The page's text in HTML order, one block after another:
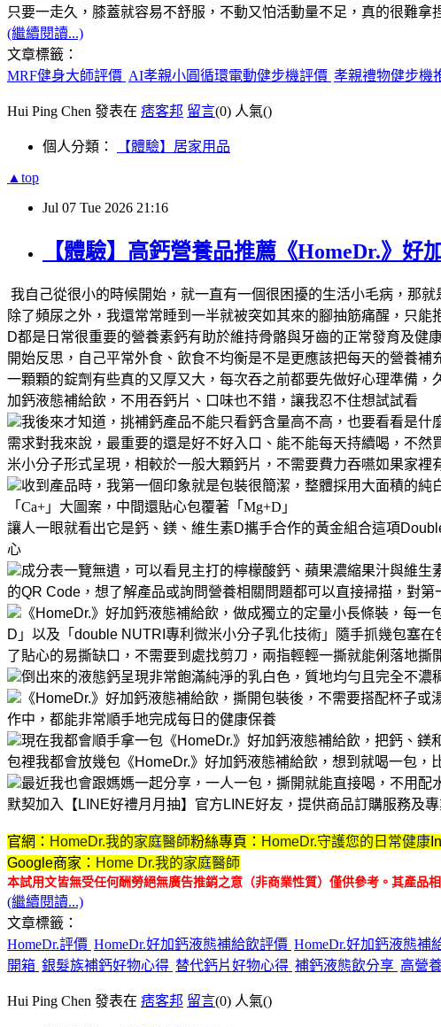
只要一走久，膝蓋就容易不舒服，不動又怕活動量不足，真的很難拿
(繼續閱讀...)
文章標籤：
MRF健身大師評價 AI孝親小圓循環電動健步機評價 孝親禮物健步機
Hui Ping Chen 發表在 痞客邦 留言(0) 人氣()
個人分類： 【體驗】居家用品
▲top
Jul 07 Tue 2026 21:16
【體驗】高鈣營養品推薦《HomeDr.》
我自己從很小的時候開始，就一直有一個很困擾的生活小毛病，那就
除了頻尿之外，我還常常睡到一半就被突如其來的腳抽筋痛醒，只
D都是日常很重要的營養素鈣有助於維持骨骼與牙齒的正常發育及健
開始反思，自己平常外食、飲食不均衡是不是更應該把每天的營養補
一顆顆的錠劑 有些真的又厚又大，每次吞之前都要先做好心理準備，
加鈣液態補給飲，不用吞鈣片、口味也不錯，讓我忍不住想試試看
我後來才知道，挑補鈣產品不能只看鈣含量高不高，也要看看是什
需求對我來說，最重要的還是好不好入口、能不能每天持續喝，不然
米小分子形式呈現，相較於一般大顆鈣片，不需要費力吞嚥如果家裡
收到產品時，我第一個印象就是包裝很簡潔，整體採用大面積的純
「Ca+」大圖案，中間還貼心包覆著「Mg+D」
讓人一眼就看出它是鈣、鎂、維生素D攜手合作的黃金組合這項
心
成分表一覽無遺，可以看見主打的檸檬酸鈣、蘋果濃縮果汁與維生
的QR Code，想了解產品或詢問營養相關問題都可以直接掃描，對第
《HomeDr.》好加鈣液態補給飲，做成獨立的定量小長條裝，每一
D」 以及「double NUTRI專利微米小分子乳化技術」 隨手抓幾包塞在
了貼心的易撕缺口，不需要到處找剪刀，兩指輕輕一撕就能俐落地撕
倒出來的液態鈣呈現非常飽滿純淨的乳白色，質地均勻且完全不
《HomeDr.》好加鈣液態補給飲，撕開包裝後，不需要搭配杯子或
作中，都能非常順手地完成每日的健康保養
現在我都會順手拿一包《HomeDr.》好加鈣液態補給飲，把鈣、鎂
包裡我都會放幾包《HomeDr.》好加鈣液態補給飲，想到就喝一包，
最近我也會跟媽媽一起分享，一人一包，撕開就能直接喝，不用配
默契加入【LINE好禮月月抽】官方LINE好友，提供商品訂購服務及
官網： HomeDr.我的家庭醫師粉絲專頁： HomeDr.守護您的日常健康
Google商家： Home Dr.我的家庭醫師
本試用文皆無受任何酬勞絕無廣告推銷之意（非商業性質）僅供參考。其產品
(繼續閱讀...)
文章標籤：
HomeDr.評價 HomeDr.好加鈣液態補給飲評價 HomeDr.好加鈣液態補
開箱 銀髮族補鈣好物心得 替代鈣片好物心得 補鈣液態飲分享 高營
Hui Ping Chen 發表在 痞客邦 留言(0) 人氣()